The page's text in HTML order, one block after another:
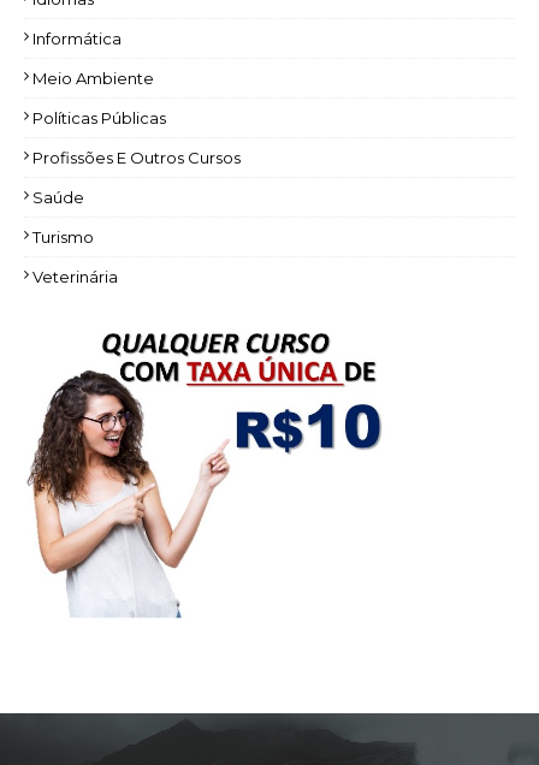
Informática
Meio Ambiente
Políticas Públicas
Profissões E Outros Cursos
Saúde
Turismo
Veterinária